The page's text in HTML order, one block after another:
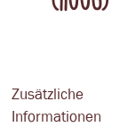
Zusätzliche
Informationen